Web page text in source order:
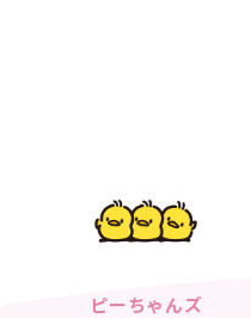
ピーちゃんズ